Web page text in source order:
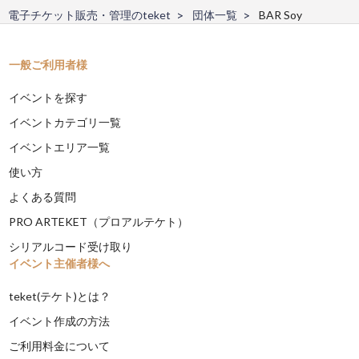
電子チケット販売・管理のteket 団体一覧 BAR Soy
一般ご利用者様
イベントを探す
イベントカテゴリ一覧
イベントエリア一覧
使い方
よくある質問
PRO ARTEKET（プロアルテケト）
シリアルコード受け取り
イベント主催者様へ
teket(テケト)とは？
イベント作成の方法
ご利用料金について